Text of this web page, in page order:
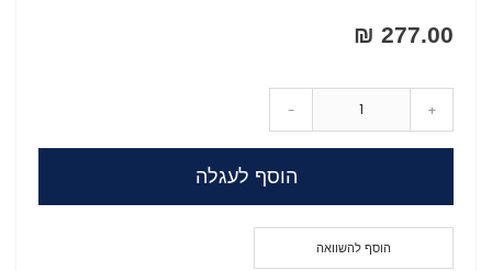
277.00 ₪
- +
הוסף לעגלה
הוסף להשוואה